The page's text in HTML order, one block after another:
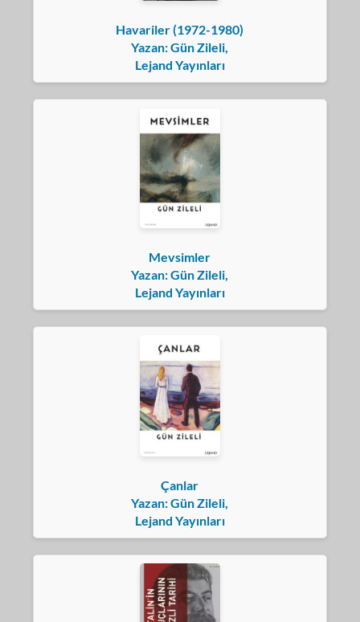
Havariler (1972-1980)
Yazan: Gün Zileli,
Lejand Yayınları
Mevsimler
Yazan: Gün Zileli,
Lejand Yayınları
Çanlar
Yazan: Gün Zileli,
Lejand Yayınları